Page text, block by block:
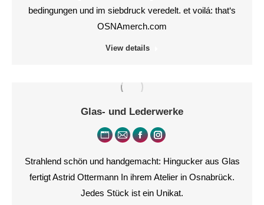
bedingungen und im siebdruck veredelt. et voilá: that‘s
OSNAmerch.com
View details
Glas- und Lederwerke
Strahlend schön und handgemacht: Hingucker aus Glas
fertigt Astrid Ottermann In ihrem Atelier in Osnabrück.
Jedes Stück ist ein Unikat.
Persönlicher
Blog
E-
mail
FacebookInstagram